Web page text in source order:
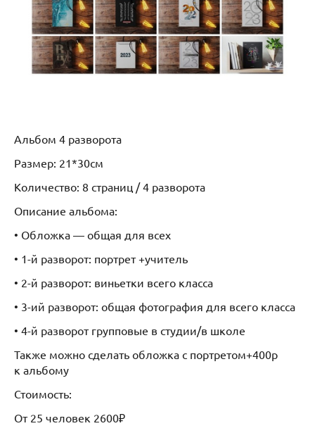
Альбом 4 разворота
Размер: 21*30см
Количество: 8 страниц / 4 разворота
Описание альбома:
• Обложка — общая для всех
• 1-й разворот: портрет +учитель
• 2-й разворот: виньетки всего класса
• 3-ий разворот: общая фотография для всего класса
• 4-й разворот групповые в студии/в школе
Также можно сделать обложка с портретом+400р
к альбому
Стоимость:
От 25 человек 2600₽